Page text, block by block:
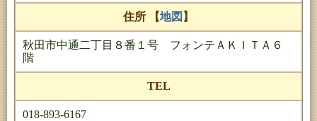
住所 【地図 】
秋田市中通二丁目８番１号 フォンテＡＫＩＴＡ６
階
TEL
018-893-6167